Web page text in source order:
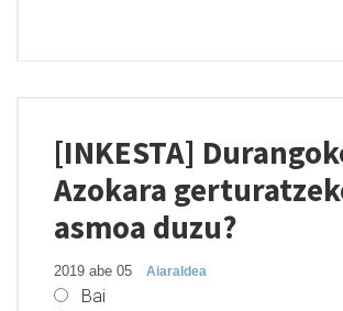
[INKESTA]
Azokara
asmoa duzu?
2019 abe 05 Aiaraldea
Bai